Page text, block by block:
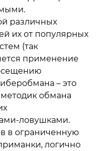
различных
их от популярных
(так
применение
– это
обмана
ловушками.
в ограниченную
логично